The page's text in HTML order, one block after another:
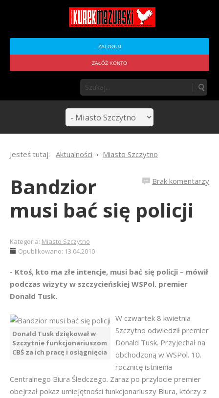
ZALOGUJ
ZAŁÓŻ KONTO
Jesteś tutaj: Aktualności Miasto Szczytno
Brak komentarzy
Bandzior
musi bać się policji
Kategoria: Miasto Szczytno
Opublikowano: 13.04.2010
- Ktoś, kto ma złe intencje, musi bać się policji – mówił
podczas wizyty w szczycieńskiej WSPol. premier
Donald Tusk.
Donald Tusk dziękował w
Szczytnie funkcjonariuszom
CBŚ za ich pracę i osiągnięcia
W czwartek 8 kwietnia
Szczytno odwiedził premier
Donald Tusk. Przyjechał na
obchodzoną w WSPol. 10.
rocznicę istnienia
Centralnego Biura Śledczego. Zaraz po przylocie premier
obejrzał pokaz umiejętności funkcjonariuszy Biura, którzy z